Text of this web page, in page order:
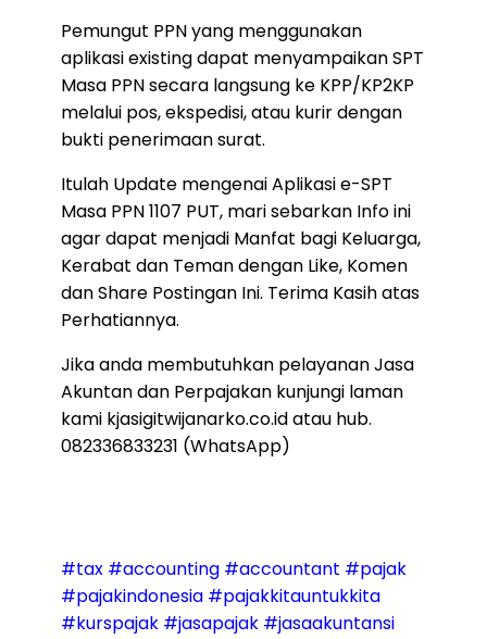
Pemungut PPN yang menggunakan
aplikasi existing dapat menyampaikan SPT
Masa PPN secara langsung ke KPP/KP2KP
melalui pos, ekspedisi, atau kurir dengan
bukti penerimaan surat.
Itulah Update mengenai Aplikasi e-SPT
Masa PPN 1107 PUT, mari sebarkan Info ini
agar dapat menjadi Manfat bagi Keluarga,
Kerabat dan Teman dengan Like, Komen
dan Share Postingan Ini. Terima Kasih atas
Perhatiannya.
Jika anda membutuhkan pelayanan Jasa
Akuntan dan Perpajakan kunjungi laman
kami kjasigitwijanarko.co.id atau hub.
082336833231 (WhatsApp)
#tax #accounting #accountant #pajak
#pajakindonesia #pajakkitauntukkita
#kurspajak #jasapajak #jasaakuntansi